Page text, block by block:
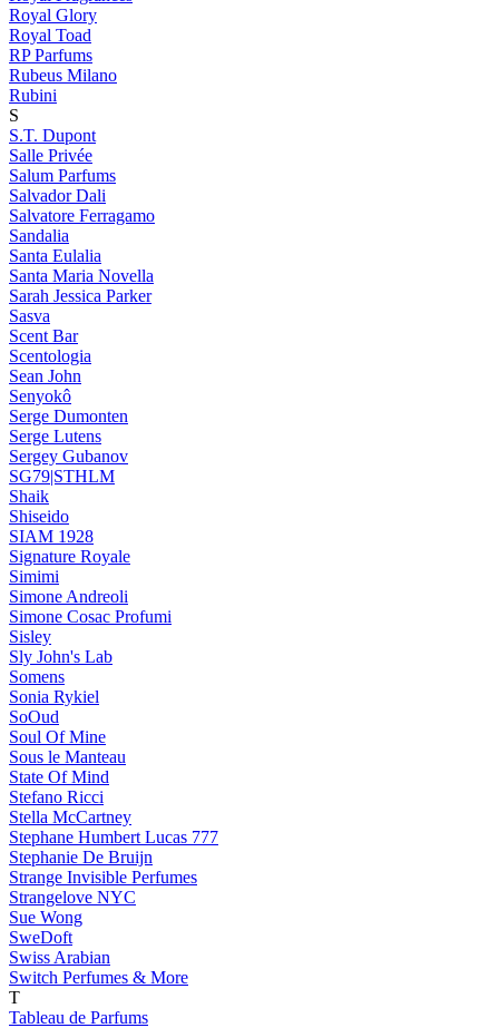
Royal Glory
Royal Toad
RP Parfums
Rubeus Milano
Rubini
S
S.T. Dupont
Salle Privée
Salum Parfums
Salvador Dali
Salvatore Ferragamo
Sandalia
Santa Eulalia
Santa Maria Novella
Sarah Jessica Parker
Sasva
Scent Bar
Scentologia
Sean John
Senyokô
Serge Dumonten
Serge Lutens
Sergey Gubanov
SG79|STHLM
Shaik
Shiseido
SIAM 1928
Signature Royale
Simimi
Simone Andreoli
Simone Cosac Profumi
Sisley
Sly John's Lab
Somens
Sonia Rykiel
SoOud
Soul Of Mine
Sous le Manteau
State Of Mind
Stefano Ricci
Stella McCartney
Stephane Humbert Lucas 777
Stephanie De Bruijn
Strange Invisible Perfumes
Strangelove NYC
Sue Wong
SweDoft
Swiss Arabian
Switch Perfumes & More
T
Tableau de Parfums